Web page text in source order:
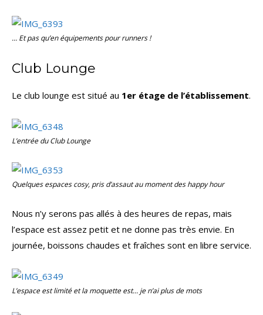
… Et pas qu’en équipements pour runners !
Club Lounge
Le club lounge est situé au 1er étage de l’établissement.
L’entrée du Club Lounge
Quelques espaces cosy, pris d’assaut au moment deshappy hour
Nous n’y serons pas allés à des heures de repas, mais
l’espace est assez petit et ne donne pas très envie. En
journée, boissons chaudes et fraîches sont en libre service.
L’espace est limité et la moquette est… je n’ai plus de mots